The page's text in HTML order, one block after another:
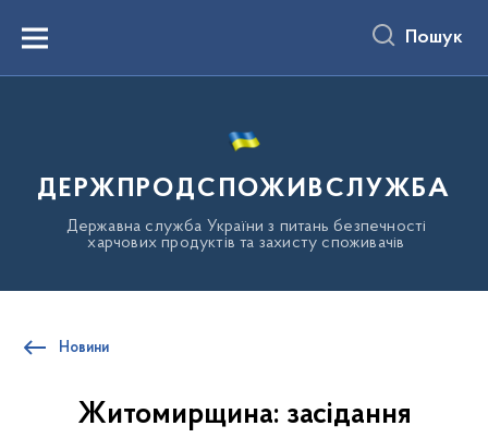
вмістуMenu Пошук
ДЕРЖПРОДСПОЖИВСЛУЖБА
Державна служба України з питань безпечності
харчових продуктів та захисту споживачів
Новини
Житомирщина: засідання